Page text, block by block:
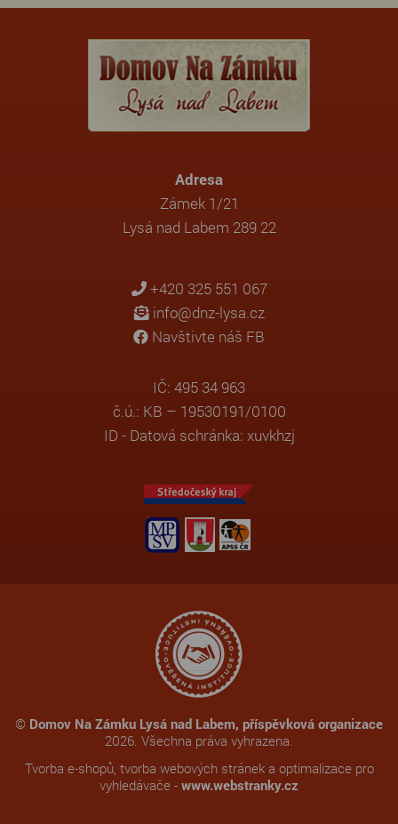
Adresa
Zámek 1/21
Lysá nad Labem 289 22
+420 325 551 067
info@dnz-lysa.cz
Navštivte náš FB
IČ: 495 34 963
č.ú.: KB – 19530191/0100
ID - Datová schránka: xuvkhzj
© Domov Na Zámku Lysá nad Labem, příspěvková organizace
2026. Všechna práva vyhrazena.
Tvorba e-shopů, tvorba webových stráneka optimalizace pro
vyhledávače - www.webstranky.cz